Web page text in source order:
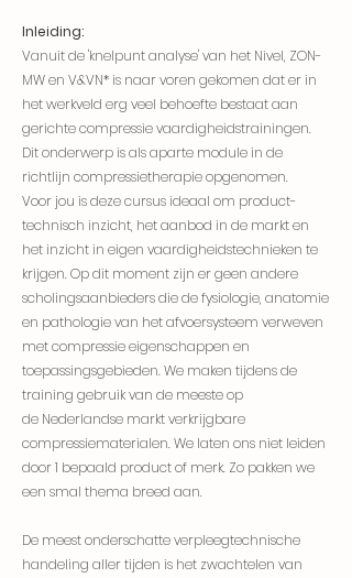
Inleiding:
Vanuit de 'knelpunt analyse' van het Nivel, ZON-
MW en V&VN* is naar voren gekomen dat er in
het werkveld erg veel behoefte bestaat aan
gerichte compressie vaardigheidstrainingen.
Dit onderwerp is als aparte module in de
richtlijn compressietherapie opgenomen.
Voor jou is deze cursus ideaal om product-
technisch inzicht, het aanbod in de markt en
het inzicht in eigen vaardigheidstechnieken te
krijgen. Op dit moment zijn er geen andere
scholingsaanbieders die de fysiologie, anatomie
en pathologie van het afvoersysteem verweven
met compressie eigenschappen en
toepassingsgebieden. We maken tijdens de
training gebruik van de meeste op
de Nederlandse markt verkrijgbare
compressiematerialen. We laten ons niet leiden
door 1 bepaald product of merk. Zo pakken we
een smal thema breed aan.
De meest onderschatte verpleegtechnische
handeling aller tijden is het zwachtelen van